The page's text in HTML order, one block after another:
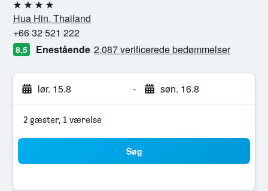
4 stjerner
Hua Hin, Thailand
+66 32 521 222
8,5 Enestående 2.087 verificerede bedømmelser
lør. 15.8 - søn. 16.8
2 gæster, 1 værelse
Søg